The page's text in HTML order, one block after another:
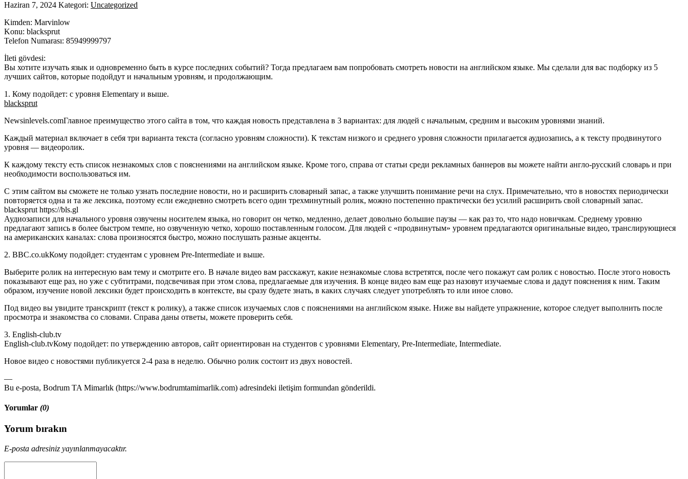
Haziran 7, 2024 Kategori: Uncategorized
Kimden: Marvinlow
Konu: blacksprut
Telefon Numarası: 85949999797
İleti gövdesi:
Вы хотите изучать язык и одновременно быть в курсе последних событий? Тогда предлагаем вам попробовать смотреть новости на английском языке. Мы сделали для вас подборку из 5
лучших сайтов, которые подойдут и начальным уровням, и продолжающим.
1. Кому подойдет: с уровня Elementary и выше.
blacksprut
Newsinlevels.comГлавное преимущество этого сайта в том, что каждая новость представлена в 3 вариантах: для людей с начальным, средним и высоким уровнями знаний.
Каждый материал включает в себя три варианта текста (согласно уровням сложности). К текстам низкого и среднего уровня сложности прилагается аудиозапись, а к тексту продвинутого
уровня — видеоролик.
К каждому тексту есть список незнакомых слов с пояснениями на английском языке. Кроме того, справа от статьи среди рекламных баннеров вы можете найти англо-русский словарь и при
необходимости воспользоваться им.
С этим сайтом вы сможете не только узнать последние новости, но и расширить словарный запас, а также улучшить понимание речи на слух. Примечательно, что в новостях периодически
повторяется одна и та же лексика, поэтому если ежедневно смотреть всего один трехминутный ролик, можно постепенно практически без усилий расширить свой словарный запас.
blacksprut https://bls.gl
Аудиозаписи для начального уровня озвучены носителем языка, но говорит он четко, медленно, делает довольно большие паузы — как раз то, что надо новичкам. Среднему уровню
предлагают запись в более быстром темпе, но озвученную четко, хорошо поставленным голосом. Для людей с «продвинутым» уровнем предлагаются оригинальные видео, транслирующиеся
на американских каналах: слова произносятся быстро, можно послушать разные акценты.
2. BBC.co.ukКому подойдет: студентам с уровнем Pre-Intermediate и выше.
Выберите ролик на интересную вам тему и смотрите его. В начале видео вам расскажут, какие незнакомые слова встретятся, после чего покажут сам ролик с новостью. После этого новость
показывают еще раз, но уже с субтитрами, подсвечивая при этом слова, предлагаемые для изучения. В конце видео вам еще раз назовут изучаемые слова и дадут пояснения к ним. Таким
образом, изучение новой лексики будет происходить в контексте, вы сразу будете знать, в каких случаях следует употреблять то или иное слово.
Под видео вы увидите транскрипт (текст к ролику), а также список изучаемых слов с пояснениями на английском языке. Ниже вы найдете упражнение, которое следует выполнить после
просмотра и знакомства со словами. Справа даны ответы, можете проверить себя.
3. English-club.tv
English-club.tvКому подойдет: по утверждению авторов, сайт ориентирован на студентов с уровнями Elementary, Pre-Intermediate, Intermediate.
Новое видео с новостями публикуется 2-4 раза в неделю. Обычно ролик состоит из двух новостей.
—
Bu e-posta, Bodrum TA Mimarlık (https://www.bodrumtamimarlik.com) adresindeki iletişim formundan gönderildi.
Yorumlar (0)
Yorum bırakın
E-posta adresiniz yayınlanmayacaktır.